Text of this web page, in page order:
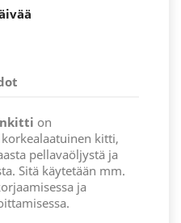
on
kitti,
pellavaöljystä ja
Sitä käytetään mm.
ja